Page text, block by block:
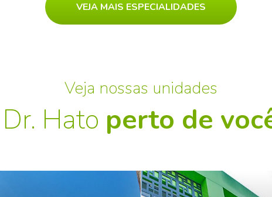
VEJA MAIS ESPECIALIDADES
Veja nossas unidades
Dr. Hato perto de